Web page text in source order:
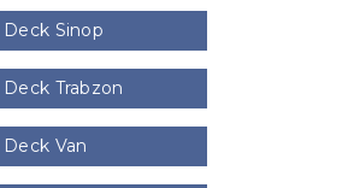
Sinop
Trabzon
Van